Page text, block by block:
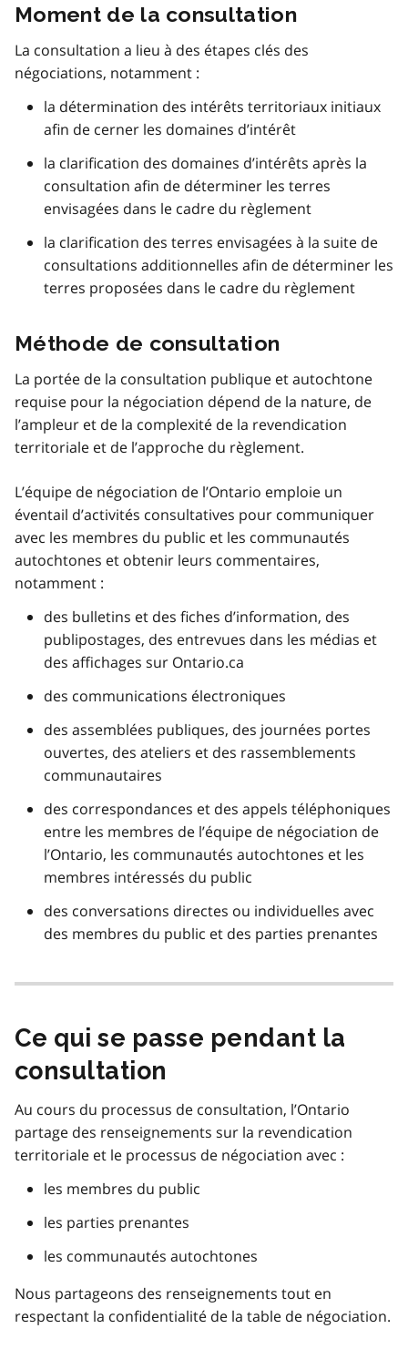
Moment de la consultation
La consultation a lieu à des étapes clés des
négociations, notamment :
la détermination des intérêts territoriaux initiaux
afin de cerner les domaines d’intérêt
la clarification des domaines d’intérêts après la
consultation afin de déterminer les terres
envisagées dans le cadre du règlement
la clarification des terres envisagées à la suite de
consultations additionnelles afin de déterminer les
terres proposées dans le cadre du règlement
Méthode de consultation
La portée de la consultation publique et autochtone
requise pour la négociation dépend de la nature, de
l’ampleur et de la complexité de la revendication
territoriale et de l’approche du règlement.
L’équipe de négociation de l’Ontario emploie un
éventail d’activités consultatives pour communiquer
avec les membres du public et les communautés
autochtones et obtenir leurs commentaires,
notamment :
des bulletins et des fiches d’information, des
publipostages, des entrevues dans les médias et
des affichages sur Ontario.ca
des communications électroniques
des assemblées publiques, des journées portes
ouvertes, des ateliers et des rassemblements
communautaires
des correspondances et des appels téléphoniques
entre les membres de l’équipe de négociation de
l’Ontario, les communautés autochtones et les
membres intéressés du public
des conversations directes ou individuelles avec
des membres du public et des parties prenantes
Ce qui se passe pendant la
consultation
Au cours du processus de consultation, l’Ontario
partage des renseignements sur la revendication
territoriale et le processus de négociation avec :
les membres du public
les parties prenantes
les communautés autochtones
Nous partageons des renseignements tout en
respectant la confidentialité de la table de négociation.